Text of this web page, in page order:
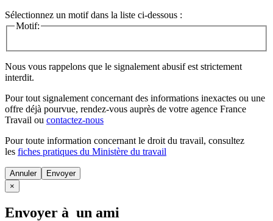
Sélectionnez un motif dans la liste ci-dessous :
Motif:
Nous vous rappelons que le signalement abusif est strictement
interdit.
Pour tout signalement concernant des informations inexactes ou une
offre déjà pourvue, rendez-vous auprès de votre agence France
Travail ou contactez-nous
Pour toute information concernant le droit du travail, consultez
les fiches pratiques du Ministère du travail
Annuler
×
Envoyer à un ami